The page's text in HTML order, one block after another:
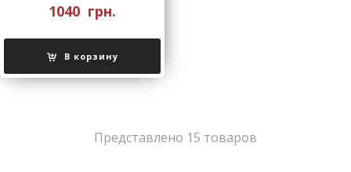
1040 грн.
В корзину
Представлено 15 товаров